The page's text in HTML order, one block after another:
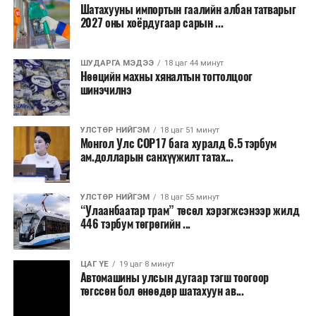
байна.
2026 оны наймдугаар сарын 07-ноос
2026 оны наймдугаар сарын 11-нийг хүртэлх
цаг агаарын урьдчилсан төлөв
Наймдугаар сарын 7-нд баруун болон төвийн
аймгуудын нутгийн хойд хэсгээр, 8-нд баруун
аймгуудын нутгийн хойд хэсэг, төвийн
аймгуудын нутгийн зарим газраар, 9-нд баруун
аймгуудын нутгийн зүүн, говийн аймгуудын
нутгийн хойд, зүүн аймгуудын нутгийн баруун
хэсэг, төвийн аймгуудын ихэнх нутгаар, 10-нд
төв, зүүн, говийн аймгуудын ихэнх нутгаар
бороо, дуу цахилгаантай аадар бороо орно. Салхи
ихэнх хугацаанд секундэд 5-10 метр, 9-нд
Алтайн салбар уулс, Арц-Богдын өвөр
хоолойгоор, 10-нд говь, талын нутгаар секундэд
Шатахууны импортын гаалийн албан татварыг
2027 оны хоёрдугаар сарын ...
ШУДАРГА МЭДЭЭ 18 цаг 44 минут
Нөөцийн махны хяналтын тогтолцоог
шинэчилнэ
УЛСТӨР НИЙГЭМ 18 цаг 51 минут
Монгол Улс COP17 бага хуралд 6.5 тэрбум
ам.долларын санхүүжилт татах...
УЛСТӨР НИЙГЭМ 18 цаг 55 минут
“Улаанбаатар трам” төсөл хэрэгжсэнээр жилд
446 тэрбум төгрөгийн ...
ЦАГ ҮЕ 19 цаг 8 минут
Автомашины улсын дугаар тэгш тоогоор
төгссөн бол өнөөдөр шатахуун ав...